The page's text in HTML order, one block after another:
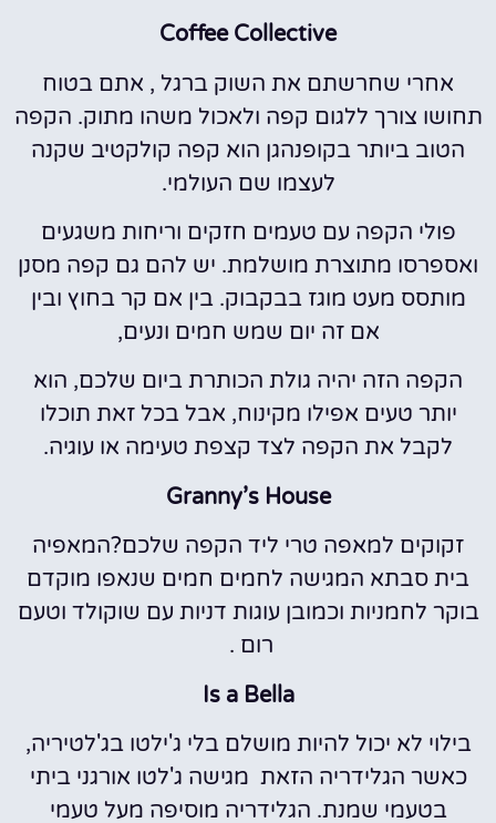
Coffee Collective
אחרי שחרשתם את השוק ברגל , אתם בטוח
תחושו צורך ללגום קפה ולאכול משהו מתוק. הקפה
הטוב ביותר בקופנהגן הוא קפה קולקטיב שקנה
לעצמו שם העולמי.
פולי הקפה עם טעמים חזקים וריחות משגעים
ואספרסו מתוצרת מושלמת. יש להם גם קפה מסנן
מותסס מעט מוגז בבקבוק. בין אם קר בחוץ ובין
אם זה יום שמש חמים ונעים,
הקפה הזה יהיה גולת הכותרת ביום שלכם, הוא
יותר טעים אפילו מקינוח, אבל בכל זאת תוכלו
לקבל את הקפה לצד קצפת טעימה או עוגיה.
Granny’s House
זקוקים למאפה טרי ליד הקפה שלכם?המאפיה
בית סבתא המגישה לחמים חמים שנאפו מוקדם
בוקר לחמניות וכמובן עוגות דניות עם שוקולד וטעם
רום .
Is a Bella
בילוי לא יכול להיות מושלם בלי ג'ילטו בג'לטיריה,
כאשר הגלידריה הזאת מגישה ג'לטו אורגני ביתי
בטעמי שמנת. הגלידריה מוסיפה מעל טעמי